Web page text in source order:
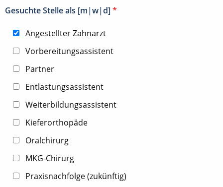
Gesuchte Stelle als [m|w|d] *
Angestellter Zahnarzt
Vorbereitungsassistent
Partner
Entlastungsassistent
Weiterbildungsassistent
Kieferorthopäde
Oralchirurg
MKG-Chirurg
Praxisnachfolge (zukünftig)